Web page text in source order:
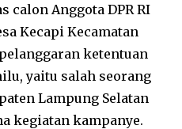
calon Anggota DPR RI
Kecapi Kecamatan
ketentuan
yaitu salah seorang
Lampung Selatan
kegiatan kampanye.